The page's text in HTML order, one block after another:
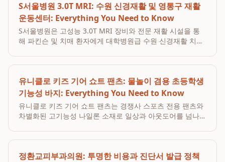
S서울병원 3.0T MRI: 수원 신경재활 및 영통구 재활
운동센터: Everything You Need to Know
S서울병원은 고성능 3.0T MRI 장비와 전문 재활 시설을 통
해 파킨슨 및 치매 환자에게 대학병원급 수원 신경재활 치료
유니클로 키즈 기어 쇼트 팬츠: 물놀이 겸용 초등학생
기능성 바지: Everything You Need to Know
유니클로 키즈 기어 쇼트 팬츠는 경쟁사 스포츠 전용 팬츠와
차별화된 고기능성 나일론 소재로 일상과 아웃도어를 넘나드
정환교피부과의원: 투명한 비용과 진단서 발급 정책